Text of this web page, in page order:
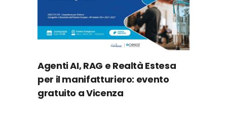
Agenti AI, RAG e Realtà Estesa
per il manifatturiero: evento
gratuito a Vicenza